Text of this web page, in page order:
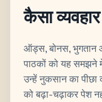
कैसा
ऑड्स, बोनस, भुगतान
पाठकों को यह समझने
उन्हें नुकसान का पीछा
को बढ़ा-चढ़ाकर पेश